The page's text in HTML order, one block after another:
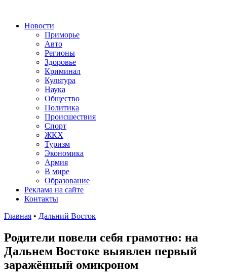
Новости
Приморье
Авто
Регионы
Здоровье
Криминал
Культура
Наука
Общество
Политика
Происшествия
Спорт
ЖКХ
Туризм
Экономика
Армия
В мире
Образование
Реклама на сайте
Контакты
Главная • Дальний Восток
Родители повели себя грамотно: на
Дальнем Востоке выявлен первый
заражённый омикроном